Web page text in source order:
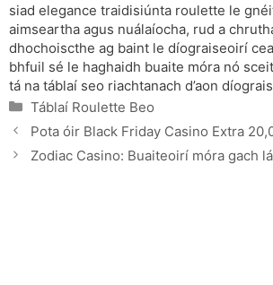
siad elegance traidisiúnta roulette le
aimseartha agus nuálaíocha, rud a
dhochoiscthe ag baint le díograiseoirí
bhfuil sé le haghaidh buaite móra nó
tá na táblaí seo riachtanach d’aon
Categories
Táblaí Roulette Beo
Pota óir Black Friday Casino Extra
Zodiac Casino: Buaiteoirí móra gach lá